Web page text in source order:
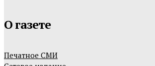
О газете
Печатное СМИ